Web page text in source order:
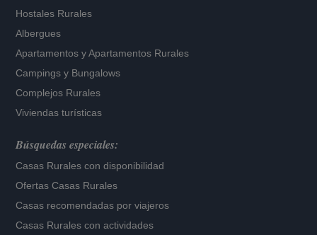
Hostales Rurales
Albergues
Apartamentos yApartamentos Rurales
Campings y Bungalows
Complejos Rurales
Viviendas turísticas
Búsquedas especiales:
Casas Rurales con disponibilidad
Ofertas Casas Rurales
Casas recomendadas por viajeros
Casas Rurales con actividades